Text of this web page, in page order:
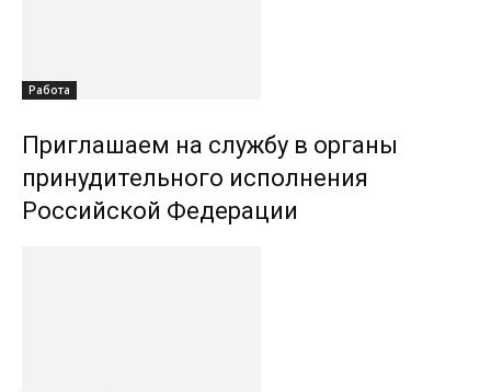
Работа
Приглашаем на службу в органы
принудительного исполнения
Российской Федерации